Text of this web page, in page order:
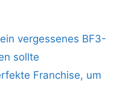
vergessenes BF3-
sollte
Franchise, um